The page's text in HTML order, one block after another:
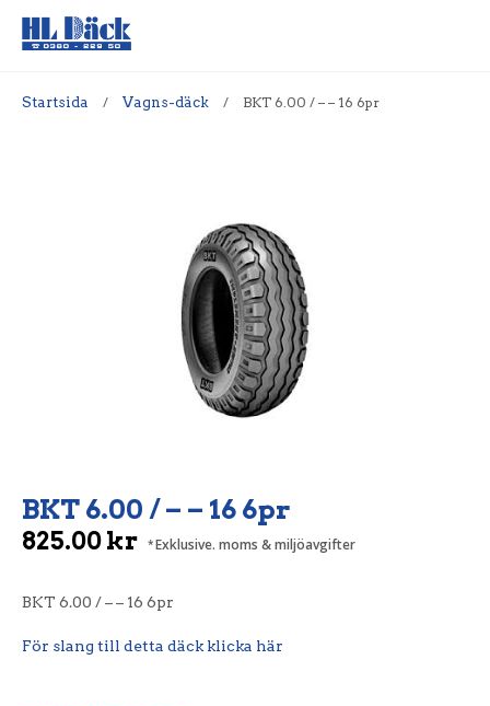
Startsida / Vagns-däck / BKT 6.00 / – – 16 6pr
BKT 6.00 / – – 16 6pr
825.00kr Exklusive. moms & miljöavgifter
BKT 6.00 / – – 16 6pr
För slang till detta däck klicka här